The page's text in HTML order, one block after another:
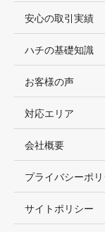
安心の取引実績
ハチの基礎知識
お客様の声
対応エリア
会社概要
プライバシーポ
サイトポリシー